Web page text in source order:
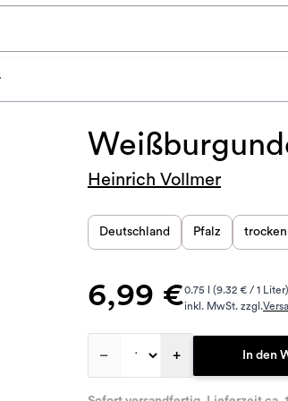
Heinrich Vollmer
Deutschland Pfalz trocken
6,99 €0.75 l (9.32 € / 1 Liter)
inkl. MwSt. zzgl.
– + In den